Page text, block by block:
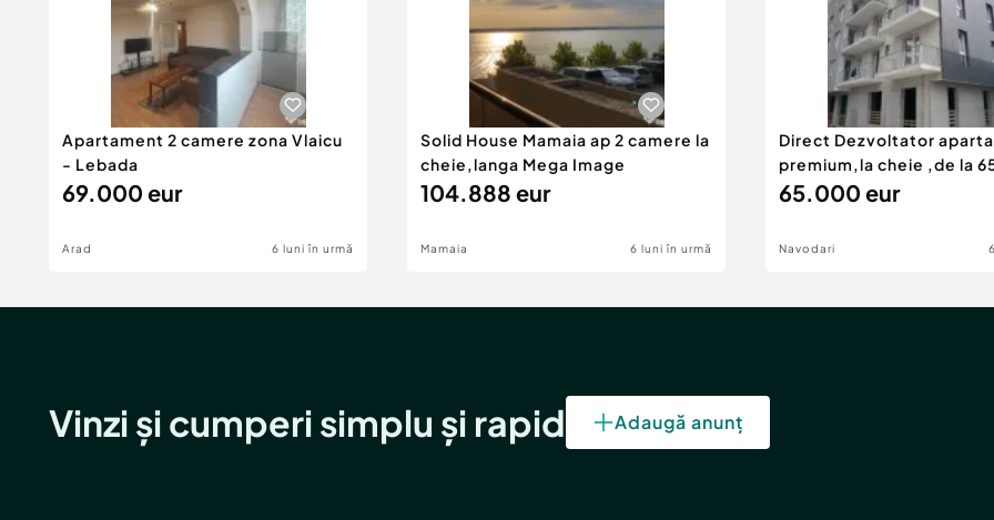
Apartament 2 camere zona Vlaicu
- Lebada
69.000 eur
Arad 6 luni în urmă
Solid House Mamaia ap 2 camere la
cheie,langa Mega Image
104.888 eur
Mamaia 6 luni în urmă
Direct Dezvoltator
premium,la cheie ,de la
eur
65.000 eur
Navodari
Vinzi și cumperi simplu și rapid Adaugă anunț